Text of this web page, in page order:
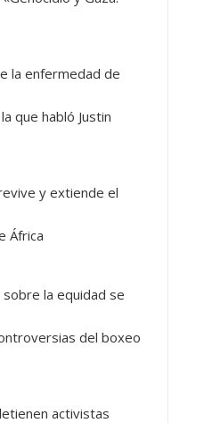
la enfermedad de
que habló Justin
y extiende el
África
sobre la equidad se
del boxeo
activistas